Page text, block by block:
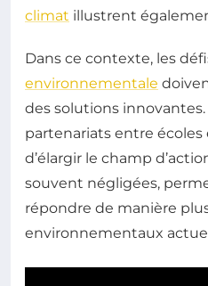
climat illustrent
Dans ce contexte, les
environnementale
des solutions
partenariats entre écoles
d’élargir le champ
souvent négligées,
répondre de manière
environnementaux